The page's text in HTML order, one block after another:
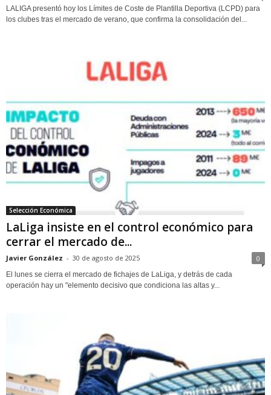
LALIGA presentó hoy los Límites de Coste de Plantilla Deportiva (LCPD) para
los clubes tras el mercado de verano, que confirma la consolidación del...
Selección Económica
LaLiga insiste en el control económico para
cerrar el mercado de...
Javier González - 30 de agosto de 2025 0
El lunes se cierra el mercado de fichajes de LaLiga, y detrás de cada
operación hay un "elemento decisivo que condiciona las altas y...